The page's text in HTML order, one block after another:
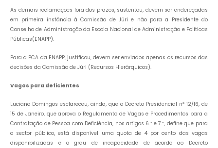
As demais reclamações fora dos prazos, sustentou, devem ser endereçadas
em primeira instância à Comissão de Júri e não para a Presidente do
Conselho de Administração da Escola Nacional de Administração e Políticas
Públicas(ENAPP).
Para a PCA da ENAPP, justificou, devem ser enviados apenas os recursos das
decisões da Comissão de Júri (Recursos Hierárquicos).
Vagas para deficientes
Luciano Domingos esclareceu, ainda, que o Decreto Presidencial nº 12/16, de
15 de Janeiro, que aprova o Regulamento de Vagas e Procedimentos para a
Contratação de Pessoa com Deficiência, nos artigos 6.º e 7.º, define que para
o sector público, está disponível uma quota de 4 por cento das vagas
disponibilizadas e o grau de incapacidade de acordo ao Decreto